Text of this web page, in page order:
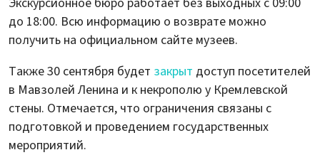
до 18:00. Всю информацию о возврате можно
получить на официальном сайте музеев.
Также 30 сентября будет закрыт доступ посетителей
в Мавзолей Ленина и к некрополю у Кремлевской
стены. Отмечается, что ограничения связаны с
подготовкой и проведением государственных
мероприятий.